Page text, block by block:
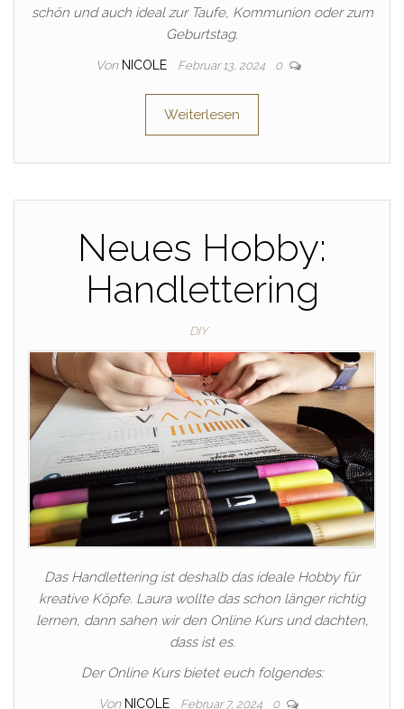
schön und auch ideal zur Taufe, Kommunion oder zum
Geburtstag.
Von NICOLE Februar 13, 2024 0
Weiterlesen
Neues Hobby:
Handlettering
DIY
Das Handlettering ist deshalb das ideale Hobby für
kreative Köpfe. Laura wollte das schon länger richtig
lernen, dann sahen wir den Online Kurs und dachten,
dass ist es.
Der Online Kurs bietet euch folgendes:
Von NICOLE Februar 7, 2024 0